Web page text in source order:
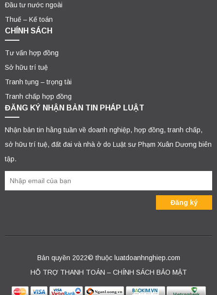
Đầu tư nước ngoài
Thuế – Kế toán
CHÍNH SÁCH
Tư vấn hợp đồng
Sở hữu trí tuệ
Tranh tụng – trọng tài
Tranh chấp hợp đồng
ĐĂNG KÝ NHẬN BẢN TIN PHÁP LUẬT
Nhận bản tin hằng tuần về doanh nghiệp, hợp đồng, tranh chấp,
sở hữu trí tuệ, đất đai và nhà ở do Luật sư Phạm Xuân Dương biên
tập.
Bản quyền 2022© thuộc luatdoanhnghiep.com
HỖ TRỢ THANH TOÁN – CHÍNH SÁCH BẢO MẬT